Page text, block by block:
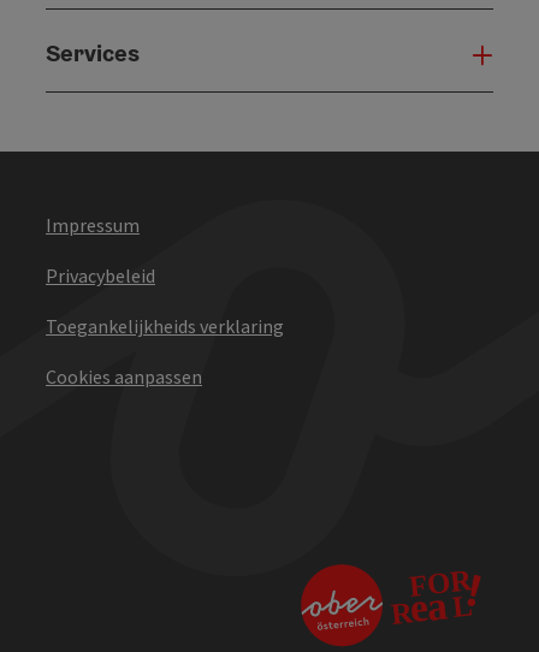
Services
Impressum
Privacybeleid
Toegankelijkheids verklaring
Cookies aanpassen